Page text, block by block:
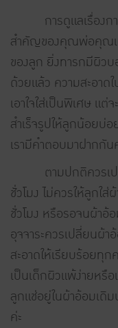
การดูแลเรื่องการ
สำคัญของคุณพ่อคุณแ
ของลูก ยิ่งทารกมีผิวบ
ด้วยแล้ว ความสะอาด
เอาใจใส่เป็นพิเศษ แต่
สำเร็จรูปให้ลูกน้อยบ่
เรามีคำตอบมาฝากกัน
ตามปกติควรเปลี่
ชั่วโมง ไม่ควรให้ลูกใ
ชั่วโมง หรือรอจนผ้า
อุจจาระควรเปลี่ยนผ้า
สะอาดให้เรียบร้อยทุ
เป็นเด็กผิวแพ้ง่ายหรื
ลูกแช่อยู่ในผ้าอ้อมเดิ
ค่ะ